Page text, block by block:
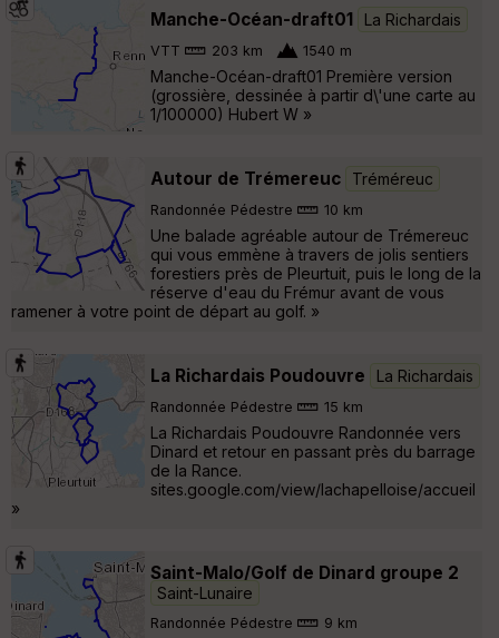
Manche-Océan-draft01 La Richardais
VTT 203 km 1540 m
Manche-Océan-draft01 Première version
(grossière, dessinée à partir d\'une carte au
1/100000) Hubert W »
Autour de Trémereuc Tréméreuc
Randonnée Pédestre 10 km
Une balade agréable autour de Trémereuc
qui vous emmène à travers de jolis sentiers
forestiers près de Pleurtuit, puis le long de la
réserve d'eau du Frémur avant de vous
ramener à votre point de départ au golf. »
La Richardais Poudouvre La Richardais
Randonnée Pédestre 15 km
La Richardais Poudouvre Randonnée vers
Dinard et retour en passant près du barrage
de la Rance.
sites.google.com/view/lachapelloise/accueil
»
Saint-Malo/Golf de Dinard groupe 2
Saint-Lunaire
Randonnée Pédestre 9 km